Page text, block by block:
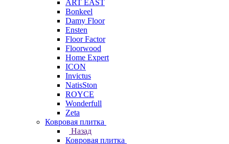
ART EAST
Bonkeel
Damy Floor
Ensten
Floor Factor
Floorwood
Home Expert
ICON
Invictus
NatisSton
ROYCE
Wonderfull
Zeta
Ковровая плитка
Назад
Ковровая плитка